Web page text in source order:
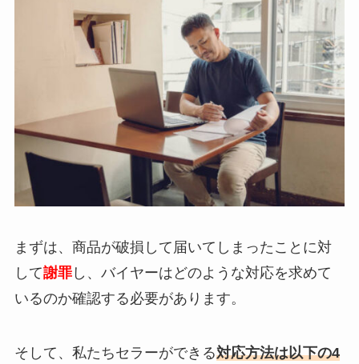
まずは、商品が破損して届いてしまったことに対
して謝罪し、バイヤーはどのような対応を求めて
いるのか確認する必要があります。
そして、私たちセラーができる対応方法は以下の4